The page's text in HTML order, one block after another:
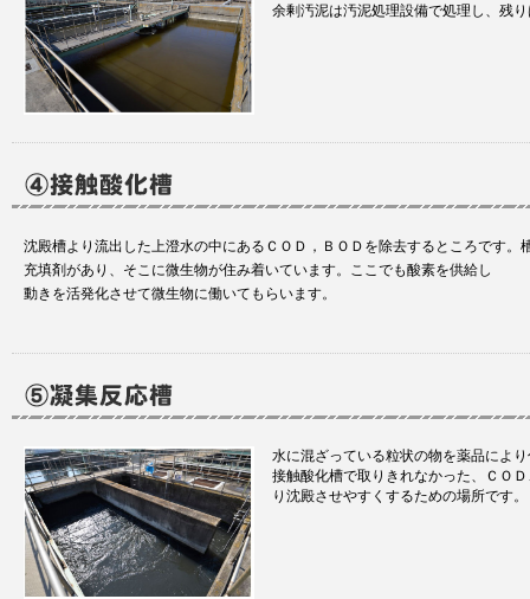
余剰汚泥は汚泥処理設備で処理し、残
沈殿槽より流出した上澄水の中にあるＣＯＤ，ＢＯＤを除去するところです。
充填剤があり、そこに微生物が住み着いています。ここでも酸素を供給し
動きを活発化させて微生物に働いてもらいます。
水に混ざっている粒状の物を薬品によ
接触酸化槽で取りきれなかった、ＣＯ
り沈殿させやすくするための場所です。